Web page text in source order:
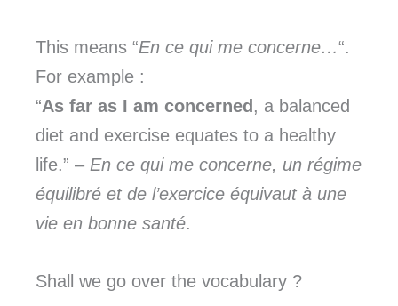
This means “En ce qui me concerne…“.
For example :
“As far as I am concerned , a balanced
diet and exercise equates to a healthy
life.” – En ce qui me concerne, un régime
équilibré et de l’exercice équivaut à une
vie en bonne santé.
Shall we go over the vocabulary ?